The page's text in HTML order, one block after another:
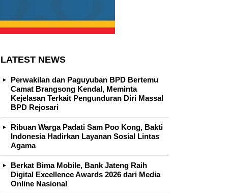
LATEST NEWS
Perwakilan dan Paguyuban BPD Bertemu
Camat Brangsong Kendal, Meminta
Kejelasan Terkait Pengunduran Diri Massal
BPD Rejosari
Ribuan Warga Padati Sam Poo Kong, Bakti
Indonesia Hadirkan Layanan Sosial Lintas
Agama
Berkat Bima Mobile, Bank Jateng Raih
Digital Excellence Awards 2026 dari Media
Online Nasional